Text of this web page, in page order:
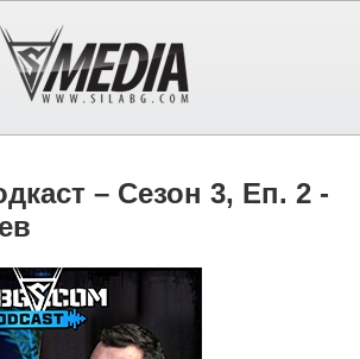
– Сезон 3, Еп. 2 -